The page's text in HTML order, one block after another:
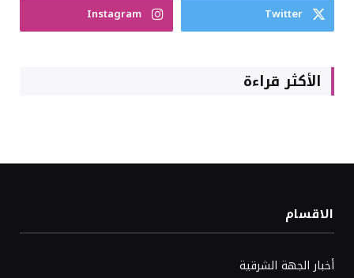
Twitter
Instagram
الأكثر قراءة
الاقسام
أخبار الجهة الشرقية